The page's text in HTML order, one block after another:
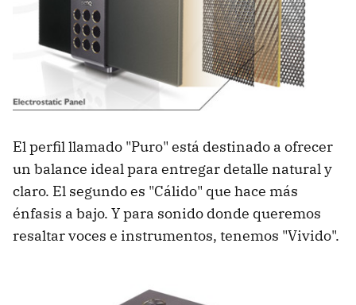
El perfil llamado "Puro" está destinado a ofrecer
un balance ideal para entregar detalle natural y
claro. El segundo es "Cálido" que hace más
énfasis a bajo. Y para sonido donde queremos
resaltar voces e instrumentos, tenemos "Vivido".